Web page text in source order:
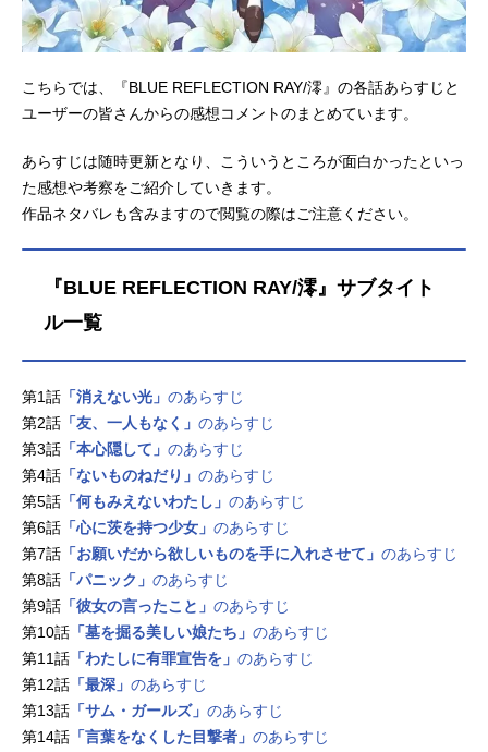
こちらでは、『BLUE REFLECTION RAY/澪』の各話あらすじと
ユーザーの皆さんからの感想コメントのまとめています。
あらすじは随時更新となり、こういうところが面白かったといっ
た感想や考察をご紹介していきます。
作品ネタバレも含みますので閲覧の際はご注意ください。
『BLUE REFLECTION RAY/澪』サブタイト
ル一覧
第1話 「消えない光」 のあらすじ
第2話 「友、一人もなく」 のあらすじ
第3話 「本心隠して」 のあらすじ
第4話 「ないものねだり」 のあらすじ
第5話 「何もみえないわたし」 のあらすじ
第6話 「心に茨を持つ少女」 のあらすじ
第7話 「お願いだから欲しいものを手に入れさせて」 のあらすじ
第8話 「パニック」 のあらすじ
第9話 「彼女の言ったこと」 のあらすじ
第10話 「墓を掘る美しい娘たち」 のあらすじ
第11話 「わたしに有罪宣告を」 のあらすじ
第12話 「最深」 のあらすじ
第13話 「サム・ガールズ」 のあらすじ
第14話 「言葉をなくした目撃者」 のあらすじ